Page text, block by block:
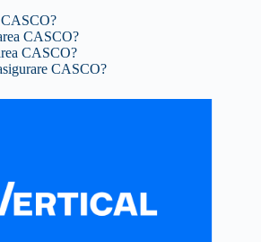
CASCO?
CASCO?
CASCO?
CASCO?